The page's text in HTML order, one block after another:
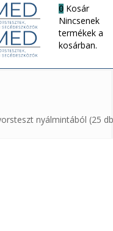
0 Kosár
Nincsenek
termékek a
kosárban.
nyálmintából (25